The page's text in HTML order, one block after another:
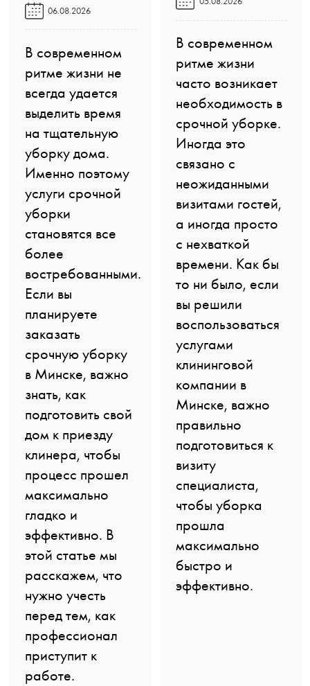
06.08.2026
В современном
ритме жизни не
всегда удается
выделить время
на тщательную
уборку дома.
Именно поэтому
услуги срочной
уборки
становятся все
более
востребованными.
Если вы
планируете
заказать
срочную уборку
в Минске, важно
знать, как
подготовить свой
дом к приезду
клинера, чтобы
процесс прошел
максимально
гладко и
эффективно. В
этой статье мы
расскажем, что
нужно учесть
перед тем, как
профессионал
приступит к
работе.
В современном
ритме жизни
часто возникает
необходимость в
срочной уборке.
Иногда это
связано с
неожиданными
визитами гостей,
а иногда просто
с нехваткой
времени. Как бы
то ни было, если
вы решили
воспользоваться
услугами
клининговой
компании в
Минске, важно
правильно
подготовиться к
визиту
специалиста,
чтобы уборка
прошла
максимально
быстро и
эффективно.